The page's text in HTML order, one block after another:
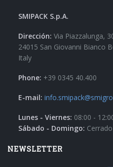
SMIPACK S.p.A.
Dirección: Via Piazzalunga,
24015 San Giovanni Bianco
Italy
Phone: +39 0345 40.400
E-mail:
Lunes - Viernes: 08:00 -
Sábado - Domingo: Cerrado
NEWSLETTER